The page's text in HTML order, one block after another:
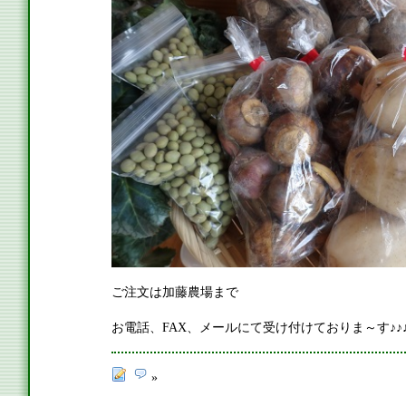
ご注文は加藤農場まで
お電話、FAX、メールにて受け付けておりま～す
»